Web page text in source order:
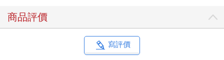
商品評價
寫評價